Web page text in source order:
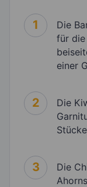
1
Die
für die
einer
2
Die
3
Die